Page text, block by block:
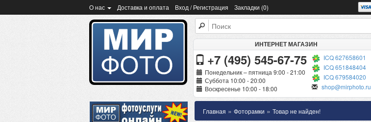
О нас Доставка и оплата Вход / Регистрация Закладки (0)
ИНТЕРНЕТ МАГАЗИН
+7 (495) 545-67-75
Понедельник – пятница 9:00 - 21:00
Суббота 10:00 - 20:00
Воскресенье 10:00 - 18:00
ICQ 627658601
ICQ 651848404
ICQ 679584020
shop@mirphoto.ru
Главная » Фоторамки » Товар не найден!